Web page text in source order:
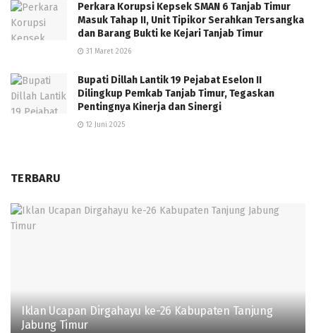
Perkara Korupsi Kepsek SMAN 6 Tanjab Timur
Masuk Tahap II, Unit Tipikor Serahkan Tersangka
dan Barang Bukti ke Kejari Tanjab Timur
31 Maret 2026
Bupati Dillah Lantik 19 Pejabat Eselon II
Dilingkup Pemkab Tanjab Timur, Tegaskan
Pentingnya Kinerja dan Sinergi
12 Juni 2025
TERBARU
Iklan Ucapan Dirgahayu ke-26 Kabupaten Tanjung
Jabung Timur